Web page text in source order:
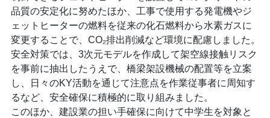
品質の安定化に努めたほか、工事で使用する発電機やジ
ェットヒーターの燃料を従来の化石燃料から水素ガスに
変更することで、CO₂排出削減など環境に配慮しました。
安全対策では、3次元モデルを作成して架空線接触リスク
を事前に抽出したうえで、橋梁架設機械の配置等を立案
し、日々のKY活動を通じて注意点を作業従事者に周知す
るなど、安全確保に積極的に取り組みました。
このほか、建設業の担い手確保に向けて中学生を対象と